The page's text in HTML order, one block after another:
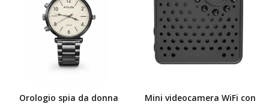
Orologio spia da donna
Mini videocamera WiFi con